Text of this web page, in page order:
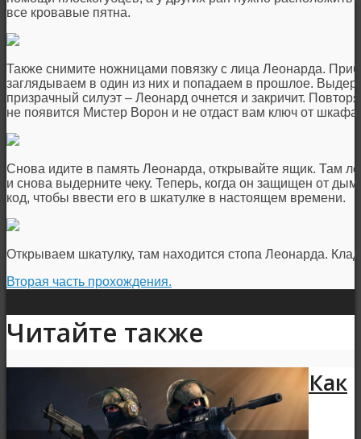
все кровавые пятна.
Также снимите ножницами повязку с лица Леонарда.
заглядываем в один из них и попадаем в прошлое.
призрачный силуэт – Леонард очнется и закричит.
не появится Мистер Ворон и не отдаст вам ключ от
Снова идите в память Леонарда, открывайте ящик. Там
и снова выдерните чеку. Теперь, когда он защищен от
код, чтобы ввести его в шкатулке в настоящем времени.
Открываем шкатулку, там находится стопа Леонарда.
Вторая часть прохождения.
Читайте также
Как